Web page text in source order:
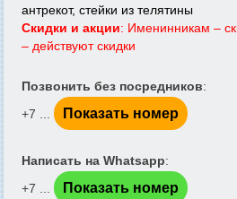
антрекот, стейки из телятины
Скидки и акции: Именинникам –
– действуют скидки
Позвонить без посредников:
+7 ...
Показать номер
Написать на Whatsapp:
+7 ...
Показать номер